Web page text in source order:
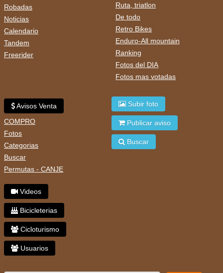
Robadas
Noticias
Calendario
Tandem
Freerider
Ruta, triatlon
De todo
Retro Bikes
Enduro-All mountain
Ranking
Fotos del DIA
Fotos mas votadas
Avisos Venta
COMPRO
Fotos
Categorias
Buscar
Permutas - CANJE
Videos
Bicicleterias
Cicloturismo
Usuarios
Subir foto
Publicar aviso
Buscar